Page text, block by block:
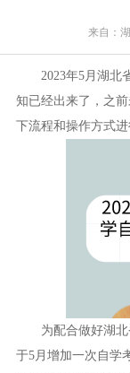
来自：
2023年5月湖北
知已经出来了，之
下流程和操作方式进
为配合做好湖北
于5月增加一次自学